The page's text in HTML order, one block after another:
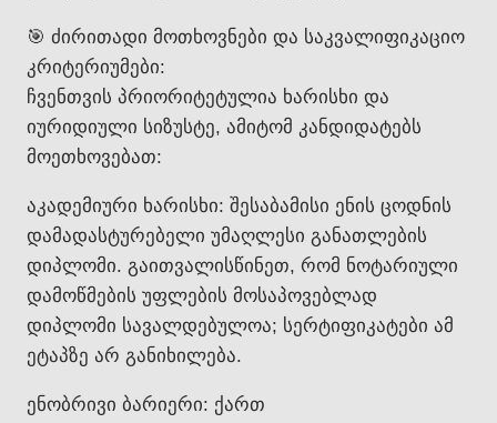
🎯 ძირითადი მოთხოვნები და საკვალიფიკაციო
კრიტერიუმები:
ჩვენთვის პრიორიტეტულია ხარისხი და
იურიდიული სიზუსტე, ამიტომ კანდიდატებს
მოეთხოვებათ:
აკადემიური ხარისხი: შესაბამისი ენის ცოდნის
დამადასტურებელი უმაღლესი განათლების
დიპლომი. გაითვალისწინეთ, რომ ნოტარიული
დამოწმების უფლების მოსაპოვებლად
დიპლომი სავალდებულოა; სერტიფიკატები ამ
ეტაპზე არ განიხილება.
ენობრივი ბარიერი: ქართ